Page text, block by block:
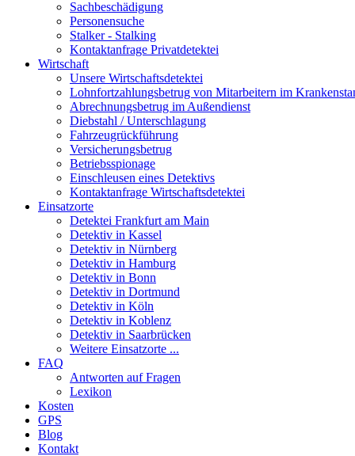
Sach­be­schä­di­gung
Per­so­nen­su­che
Stal­ker - Stal­king
Kon­takt­an­fra­ge Pri­vat­de­tek­tei
Wirt­schaft
Unse­re Wirtschafts­detektei
Lohn­fort­zah­lungs­be­trug von Mitarbeitern im
Abrech­nungs­be­trug im Außen­dienst
Dieb­stahl / Unter­schla­gung
Fahr­zeug­rück­füh­rung
Ver­si­che­rungs­be­trug
Betriebs­spio­na­ge
Ein­schleu­sen eines Detek­tivs
Kon­takt­an­fra­ge Wirtschafts­detektei
Ein­satz­or­te
Detek­tei Frank­furt am Main
Detek­tiv in Kas­sel
Detek­tiv in Nürn­berg
Detek­tiv in Ham­burg
Detek­tiv in Bonn
Detek­tiv in Dort­mund
Detek­tiv in Köln
Detek­tiv in Koblenz
Detek­tiv in Saar­brü­cken
Wei­te­re Ein­satz­or­te ...
FAQ
Ant­wor­ten auf Fra­gen
Lexi­kon
Kos­ten
GPS
Blog
Kon­takt